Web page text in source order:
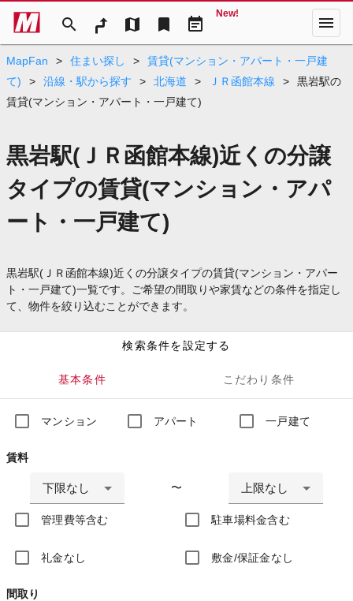
search map bookmark event_note
New! menu
MapFan > 住まい探し >
賃貸(マンション・アパート・一戸建
て)
> 沿線・駅から探す > 北海道 > ＪＲ函館本線 >
黒岩駅の
賃貸(マンション・アパート・一戸建て)
黒岩駅(ＪＲ函館本線)近くの分譲
タイプの賃貸(マンション・アパ
ート・一戸建て)
黒岩駅(ＪＲ函館本線)近くの分譲タイプの賃貸(マンション・アパー
ト・一戸建て)一覧です。ご希望の間取りや家賃などの条件を指定し
て、物件を絞り込むことができます。
検索条件を設定する
基本条件 こだわり条件
マンション アパート 一戸建て
賃料
下限なし 〜 上限なし
管理費等含む 駐車場料金含む
礼金なし 敷金/保証金なし
間取り